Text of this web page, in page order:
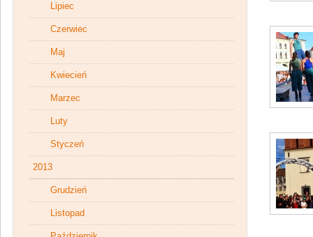
Lipiec
Czerwiec
Maj
Kwiecień
Marzec
Luty
Styczeń
2013
Grudzień
Listopad